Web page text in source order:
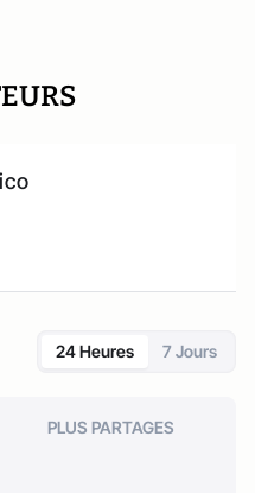
24 Heures 7 Jours
PLUS PARTAGES